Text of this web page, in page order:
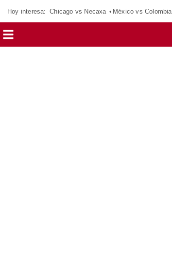
Hoy interesa: Chicago vs Necaxa México vs Colombia